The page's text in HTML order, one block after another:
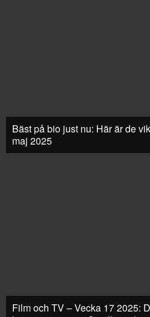
Bäst på bio just nu: Här är de
maj 2025
Film och TV – Vecka 17 2025: